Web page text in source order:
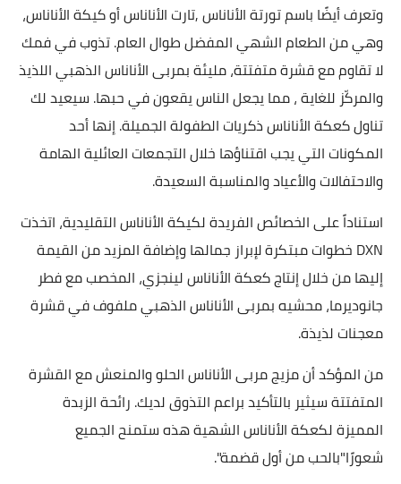
وتعرف أيضًا باسم تورتة الأناناس ,تارت الأناناس أو كيكة الأناناس،
وهي من الطعام الشهي المفضل طوال العام. تذوب في فمك
لا تقاوم مع قشرة متفتتة، مليئة بمربى الأناناس الذهبي اللذيذ
والمركّز للغاية ، مما يجعل الناس يقعون في حبها. سيعيد لك
تناول كعكة الأناناس ذكريات الطفولة الجميلة. إنها أحد
المكونات التي يجب اقتناؤها خلال التجمعات العائلية الهامة
والاحتفالات والأعياد والمناسبة السعيدة.
استناداً على الخصائص الفريدة لكيكة الأناناس التقليدية، اتخذت
DXN خطوات مبتكرة لإبراز جمالها وإضافة المزيد من القيمة
إليها من خلال إنتاج كعكة الأناناس لينجزي، المخصب مع فطر
جانوديرما، محشيه بمربى الأناناس الذهبي ملفوف في قشرة
معجنات لذيذة.
من المؤكد أن مزيج مربى الأناناس الحلو والمنعش مع القشرة
المتفتتة سيثير بالتأكيد براعم التذوق لديك. رائحة الزبدة
المميزة لكعكة الأناناس الشهية هذه ستمنح الجميع
شعورًا"بالحب من أول قضمة".